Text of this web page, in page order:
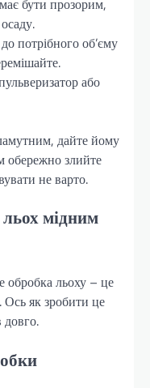
потрібного об’єму
або
дайте йому
обережно злийте
не варто.
мідним
обробка льоху – це
Ось як зробити це
довго.